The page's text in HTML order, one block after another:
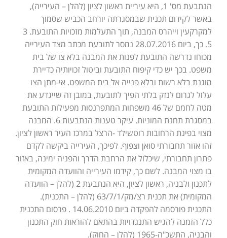
הנתבעת מס' 1, היא עיריית ראשון לציון (להלן – העירייה),
באשר לקידום תכנית שבמסגרתה יורחב הכביש שסמוך
למקרקעין וייהרס המבנה, תוך התעלמות מזכויות התובעת. 3
5. כך, ביום 28.07.2016 נמסר לתובעת מכתב מצד העירייה
מכוחו נדרשה התובעת לפנות את המבנה בלא צו של בית
משפט. בכך יש כדי קיפוח התובעת וביטול זכויותיה כדיירת
מוגנת בלא רשות ובלא פנייה אל בית המשפט. אי-מתן הצו
עלול לגרום לנזק בלתי הפיך לתובעת, במובן זה שייגדע את
מטה לחמם של 46 משפחות המתפרנסות מפעילות התובעת
במסגרת תחנת המוניות. עיקר טענות הנתבעות 6. המבנה
מצוי בפינת הרחובות רוטשילד -הרצל במרכז העיר ראשון לציון.
זהו אזור תחבורתי סואן וצפוף. לפיכך, העירייה ביקשה לקדם
פתרון תחבורתי, שיכלול את הרחבת הדרך והפניה ימינה, באזור
בו מצוי המבנה. לשם כך, קידמו העירייה והוועדה המקומית
לתכנון ולבניה, ראשון לציון, היא הנתבעת 2 (להלן – הוועדה
המקומית) את תכנית רצ/מק/63/7/1 (להלן – התכנית).
התכנית פורסמה להפקדה ביום 14.06.2010 . פרסום התכנית
כלל הזמנה להגיש התנגדויות בהתאם להוראות חוק התכנון
והבניה, התשכ"ה-1965 (להלן – החוק).